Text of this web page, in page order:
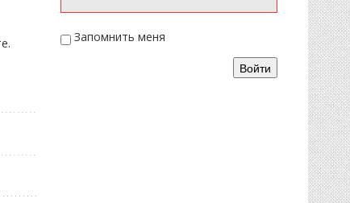
Запомнить меня
Войти